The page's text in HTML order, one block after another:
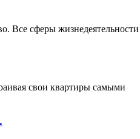
Все сферы жизнедеятельности
свои квартиры самыми